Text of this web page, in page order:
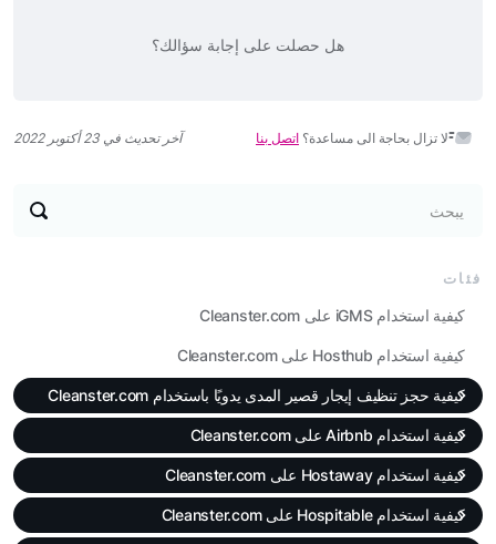
يبحث
فئات
كيفية استخدام iGMS على Cleanster.com
كيفية استخدام Hosthub على Cleanster.com
كيفية حجز تنظيف إيجار قصير المدى يدويًا باستخدام Cleanster.com
كيفية استخدام Airbnb على Cleanster.com
كيفية استخدام Hostaway على Cleanster.com
كيفية استخدام Hospitable على Cleanster.com
هل حصلت على إجابة سؤالك؟
لا تزال بحاجة الى مساعدة؟ اتصل بنا آخر تحديث في 23 أكتوبر 2022